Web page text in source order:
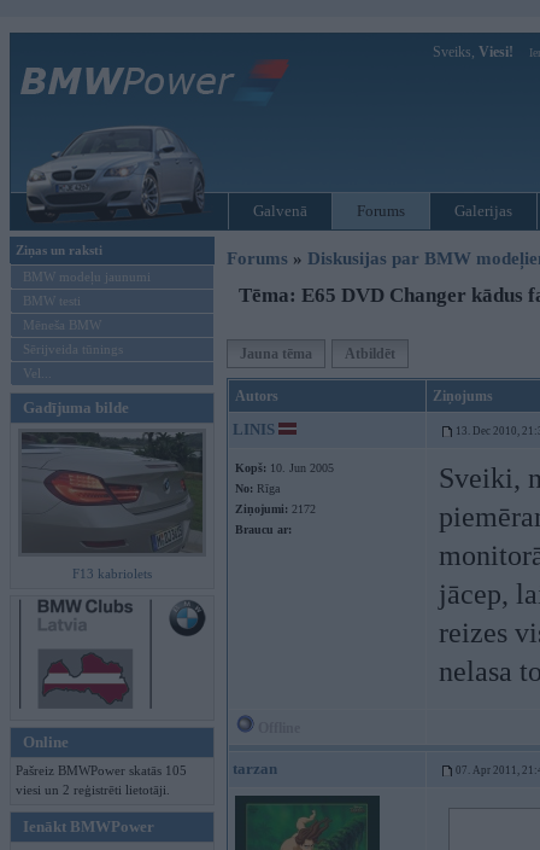
Sveiks, Viesi!
Galvenā Forums Galerijas
Ziņas un raksti
BMW modeļu jaunumi
BMW testi
Mēneša BMW
Sērijveida tūnings
Vel...
Gadījuma bilde
F13 kabriolets
Online
Pašreiz BMWPower skatās 105
viesi un 2 reģistrēti lietotāji.
Ienākt BMWPower
Forums » Diskusijas par BMW
Tēma: E65 DVD Changer kādus
Jauna tēma Atbildēt
Autors Ziņojums
LINIS 13. Dec 2010,
Kopš: 10. Jun 2005
No: Rīga
Ziņojumi: 2172
Braucu ar:
Sveiki,
jācep,
reizes
nelasa
tarzan 07. Apr 2011,